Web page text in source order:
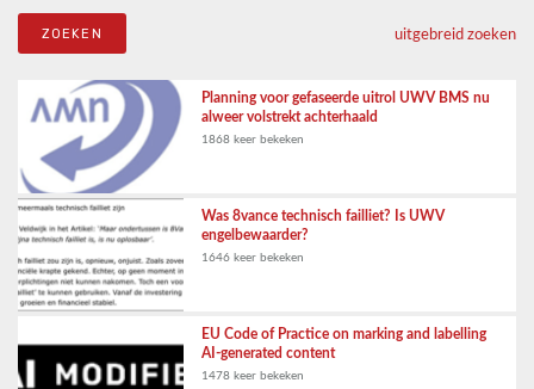
uitgebreid zoeken
Planning voor gefaseerde uitrol UWV BMS nu
alweer volstrekt achterhaald
1868 keer bekeken
Was 8vance technisch failliet? Is UWV
engelbewaarder?
1646 keer bekeken
EU Code of Practice on marking and labelling
AI-generated content
1478 keer bekeken